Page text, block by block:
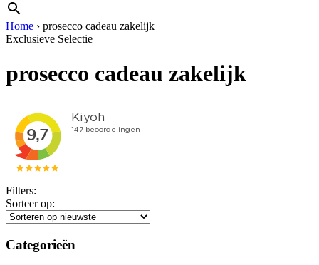
Home › prosecco cadeau zakelijk
Exclusieve Selectie
prosecco cadeau zakelijk
Filters:
Sorteer op:
Categorieën